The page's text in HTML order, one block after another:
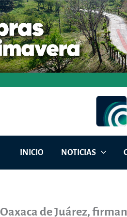
INICIO NOTICIAS
de Juárez,